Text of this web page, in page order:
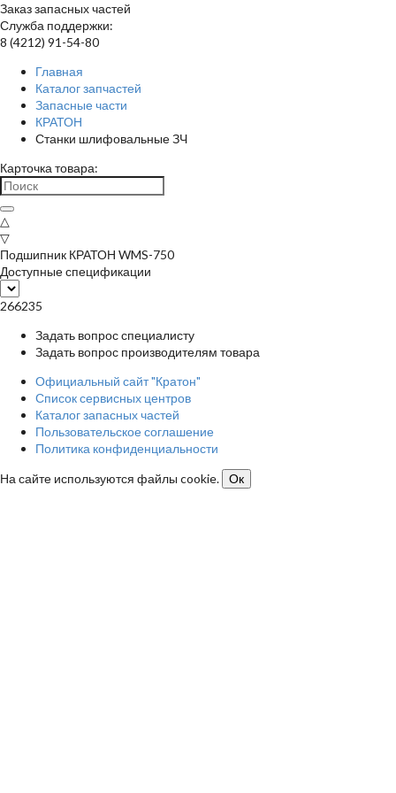
Заказ запасных частей
Служба поддержки:
8 (4212) 91-54-80
Главная
Каталог запчастей
Запасные части
КРАТОН
Станки шлифовальные ЗЧ
Карточка товара:
△
▽
Подшипник КРАТОН WMS-750
Доступные спецификации
266235
Задать вопрос специалисту
Задать вопрос производителям товара
Официальный сайт "Кратон"
Список сервисных центров
Каталог запасных частей
Пользовательское соглашение
Политика конфиденциальности
На сайте используются файлы cookie.
Ок